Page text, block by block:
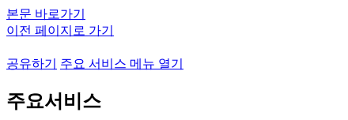
본문 바로가기
이전 페이지로 가기
공유하기 주요 서비스 메뉴 열기
주요서비스